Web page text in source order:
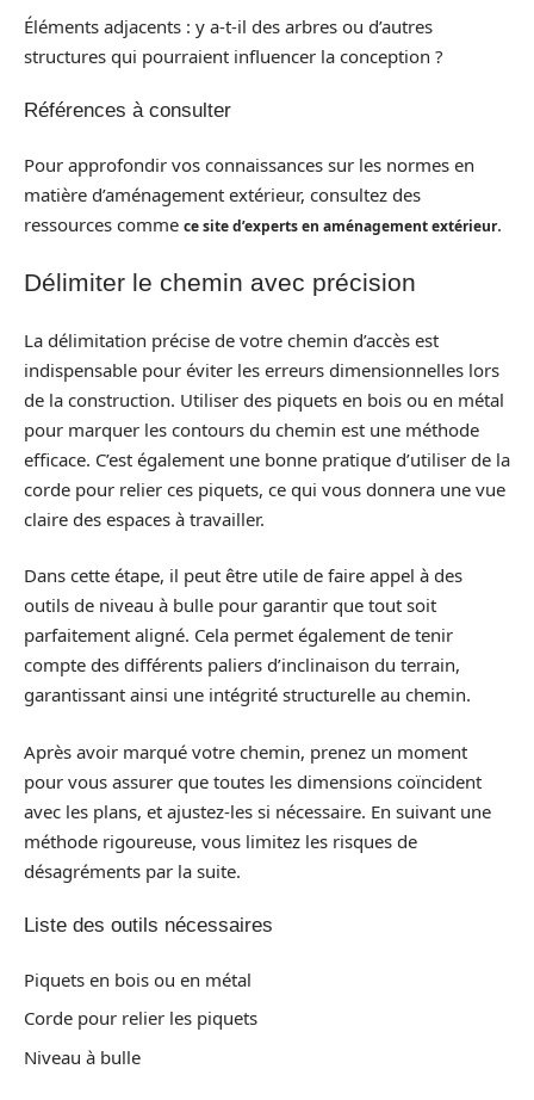
Éléments adjacents : y a-t-il des arbres ou d’autres
structures qui pourraient influencer la conception ?
Références à consulter
Pour approfondir vos connaissances sur les normes en
matière d’aménagement extérieur, consultez des
ressources comme ce site d’experts en aménagement extérieur.
Délimiter le chemin avec précision
La délimitation précise de votre chemin d’accès est
indispensable pour éviter les erreurs dimensionnelles lors
de la construction. Utiliser des piquets en bois ou en métal
pour marquer les contours du chemin est une méthode
efficace. C’est également une bonne pratique d’utiliser de la
corde pour relier ces piquets, ce qui vous donnera une vue
claire des espaces à travailler.
Dans cette étape, il peut être utile de faire appel à des
outils de niveau à bulle pour garantir que tout soit
parfaitement aligné. Cela permet également de tenir
compte des différents paliers d’inclinaison du terrain,
garantissant ainsi une intégrité structurelle au chemin.
Après avoir marqué votre chemin, prenez un moment
pour vous assurer que toutes les dimensions coïncident
avec les plans, et ajustez-les si nécessaire. En suivant une
méthode rigoureuse, vous limitez les risques de
désagréments par la suite.
Liste des outils nécessaires
Piquets en bois ou en métal
Corde pour relier les piquets
Niveau à bulle